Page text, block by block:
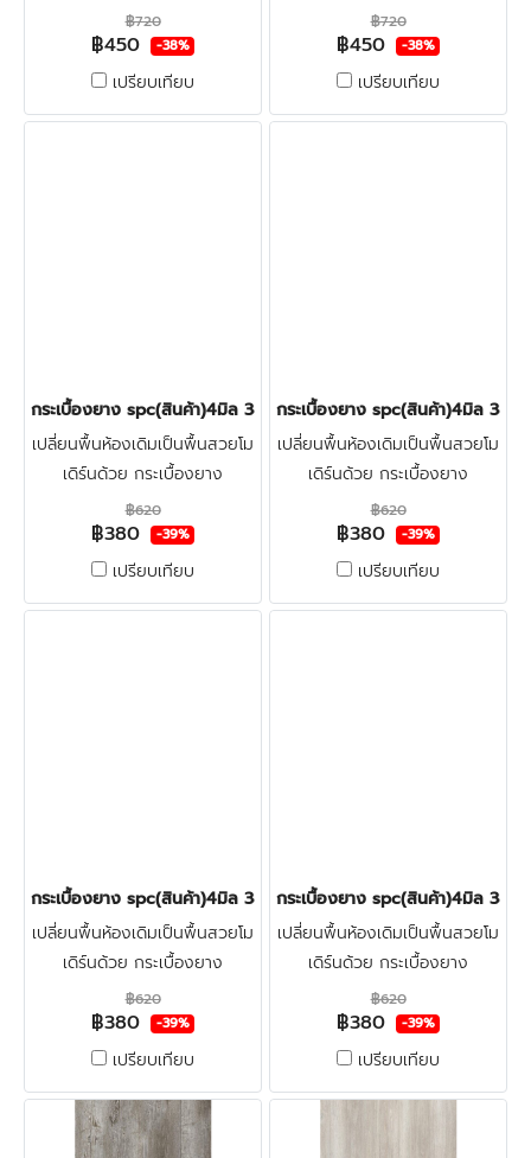
ลายไม้spc4มิล FLOOR-PRO +
โฟมรองปรับระดับ + ปูฟรีรวมติด
ตั้ง + ตรวจพื้นก่อนติดตั้ง คลิก
฿720
฿450 -38%
เปรียบเทียบ
ลายไม้spc4มิล FLOOR-PRO +
โฟมรองปรับระดับ + ปูฟรีรวมติด
ตั้ง + ตรวจพื้นก่อนติดตั้ง คลิก
฿720
฿450 -38%
เปรียบเทียบ
กระเบื้องยาง spc(สินค้า)4มิล 380บาท/ตร.ม. LT-COTTO LYCAN
เปลี่ยนพื้นห้องเดิมเป็นพื้นสวยโม
เดิร์นด้วย กระเบื้องยาง
ลายไม้spc4มิล LT-COTTO ทำ
จากไวนิลผสมหิน แข็งแรงผิวหน้า
เคลือบชั้นกันรอย ทนน้ำกัน
฿620
฿380 -39%
เปรียบเทียบ
กระเบื้องยาง spc(สินค้า)4มิล 380
เปลี่ยนพื้นห้องเดิมเป็นพื้นสวยโม
เดิร์นด้วย กระเบื้องยาง
ลายไม้spc4มิล LT-COTTO ทำ
จากไวนิลผสมหิน แข็งแรงผิวหน้า
เคลือบชั้นกันรอย ทนน้ำกัน
฿620
฿380 -39%
เปรียบเทียบ
กระเบื้องยาง spc(สินค้า)4มิล 380บาท/ตร.ม. LT-COTTO LUMINAR
เปลี่ยนพื้นห้องเดิมเป็นพื้นสวยโม
เดิร์นด้วย กระเบื้องยาง
ลายไม้spc4มิล LT-COTTO ทำ
จากไวนิลผสมหิน แข็งแรงผิวหน้า
เคลือบชั้นกันรอย ทนน้ำกัน
฿620
฿380 -39%
เปรียบเทียบ
กระเบื้องยาง spc(สินค้า)4มิล 380
เปลี่ยนพื้นห้องเดิมเป็นพื้นสวยโม
เดิร์นด้วย กระเบื้องยาง
ลายไม้spc4มิล LT-COTTO ทำ
จากไวนิลผสมหิน แข็งแรงผิวหน้า
เคลือบชั้นกันรอย ทนน้ำกัน
฿620
฿380 -39%
เปรียบเทียบ